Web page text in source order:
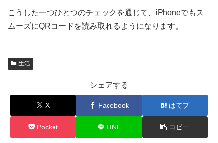
こうした一つひとつのチェックを通じて、iPhoneでもス
ムーズにQRコードを読み取れるようになります。
生活
シェアする
X Facebook はてブ
Pocket LINE コピー